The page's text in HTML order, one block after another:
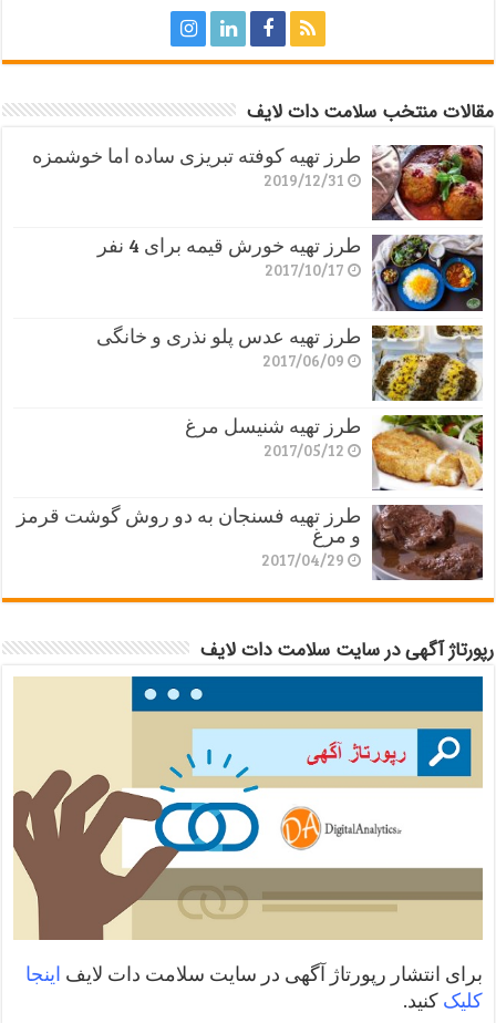
مقالات منتخب سلامت دات لایف
طرز تهیه کوفته تبریزی ساده اما خوشمزه
2019/12/31
طرز تهیه خورش قیمه برای 4 نفر
2017/10/17
طرز تهیه عدس پلو نذری و خانگی
2017/06/09
طرز تهیه شنیسل مرغ
2017/05/12
طرز تهیه فسنجان به دو روش گوشت قرمز
و مرغ
2017/04/29
رپورتاژ آگهی در سایت سلامت دات لایف
برای انتشار رپورتاژ آگهی در سایت سلامت دات لایف اینجا
کلیک کنید.